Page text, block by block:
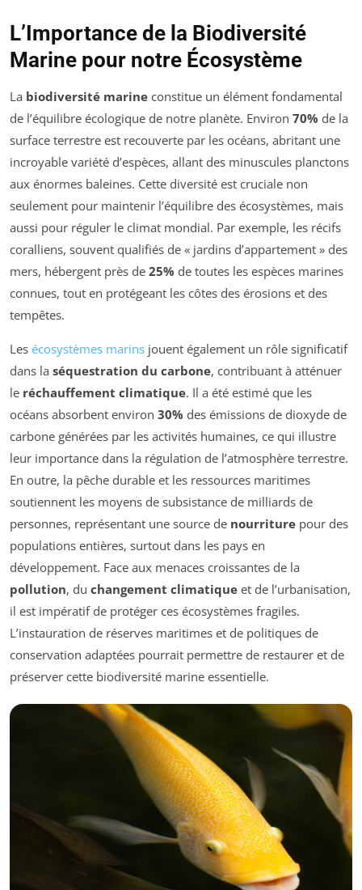
L’Importance de la Biodiversité
Marine pour notre Écosystème
La biodiversité marine constitue un élément fondamental
de l’équilibre écologique de notre planète. Environ 70% de la
surface terrestre est recouverte par les océans, abritant une
incroyable variété d’espèces, allant des minuscules planctons
aux énormes baleines. Cette diversité est cruciale non
seulement pour maintenir l’équilibre des écosystèmes, mais
aussi pour réguler le climat mondial. Par exemple, les récifs
coralliens, souvent qualifiés de « jardins d’appartement » des
mers, hébergent près de 25% de toutes les espèces marines
connues, tout en protégeant les côtes des érosions et des
tempêtes.
Les écosystèmes marins jouent également un rôle significatif
dans la séquestration du carbone, contribuant à atténuer
le réchauffement climatique. Il a été estimé que les
océans absorbent environ 30% des émissions de dioxyde de
carbone générées par les activités humaines, ce qui illustre
leur importance dans la régulation de l’atmosphère terrestre.
En outre, la pêche durable et les ressources maritimes
soutiennent les moyens de subsistance de milliards de
personnes, représentant une source de nourriture pour des
populations entières, surtout dans les pays en
développement. Face aux menaces croissantes de la
pollution, du changement climatique et de l’urbanisation,
il est impératif de protéger ces écosystèmes fragiles.
L’instauration de réserves maritimes et de politiques de
conservation adaptées pourrait permettre de restaurer et de
préserver cette biodiversité marine essentielle.